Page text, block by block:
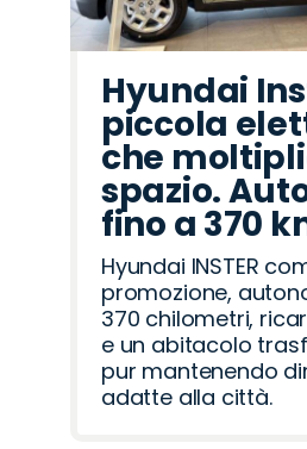
Hyundai
piccola
che
spazio.
fino a 370
Hyundai INSTER
promozione,
370 chilometri,
e un abitacolo
pur mantenendo
adatte alla città.